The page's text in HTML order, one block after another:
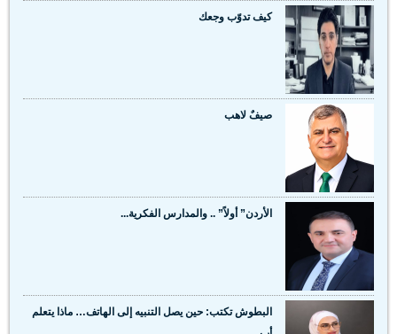
كيف تدوّب وجعك
صيفٌ لاهب
الأردن” أولاً” .. والمدارس الفكرية...
البطوش تكتب: حين يصل التنبيه إلى الهاتف… ماذا يتعلم